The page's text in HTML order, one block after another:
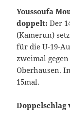
Youssoufa
doppelt:Der
(Kamerun)
für die U-19-
zweimal
Oberhausen.
15mal.